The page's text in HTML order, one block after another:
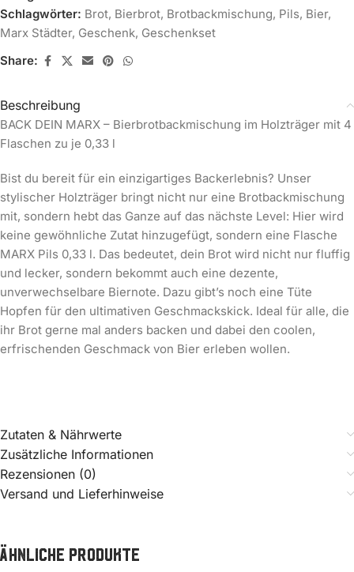
Schlagwörter: Brot, Bierbrot, Brotbackmischung, Pils, Bier,
Marx Städter, Geschenk, Geschenkset
Share:
Beschreibung
BACK DEIN MARX – Bierbrotbackmischung im Holzträger mit 4
Flaschen zu je 0,33 l
Bist du bereit für ein einzigartiges Backerlebnis? Unser
stylischer Holzträger bringt nicht nur eine Brotbackmischung
mit, sondern hebt das Ganze auf das nächste Level: Hier wird
keine gewöhnliche Zutat hinzugefügt, sondern eine Flasche
MARX Pils 0,33 l. Das bedeutet, dein Brot wird nicht nur fluffig
und lecker, sondern bekommt auch eine dezente,
unverwechselbare Biernote. Dazu gibt’s noch eine Tüte
Hopfen für den ultimativen Geschmackskick. Ideal für alle, die
ihr Brot gerne mal anders backen und dabei den coolen,
erfrischenden Geschmack von Bier erleben wollen.
Zutaten & Nährwerte
Zusätzliche Informationen
Rezensionen (0)
Versand und Lieferhinweise
Ähnliche Produkte